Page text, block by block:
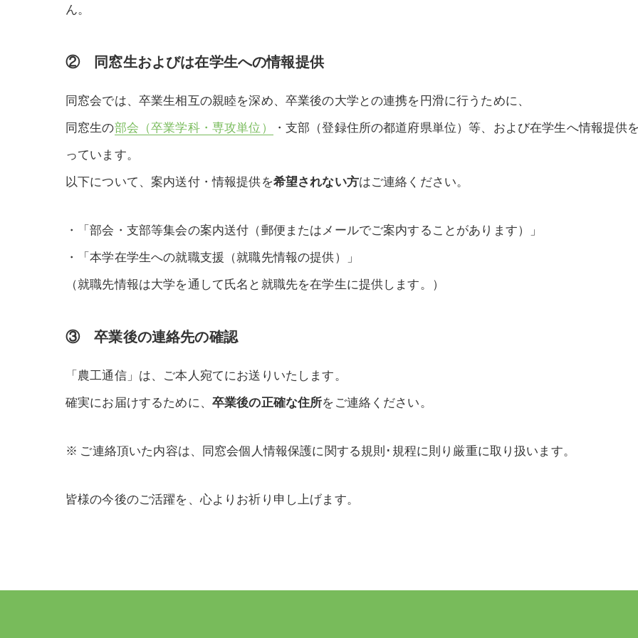
ん。
② 同窓生およびは在学生への情報提供
同窓会では、卒業生相互の親睦を深め、卒業後の大学との連携を円滑に行うために、
同窓生の部会（卒業学科・専攻単位）
・支部（登録住所の都道府県単位）等、および在学生へ情報提供
っています。
以下について、案内送付・情報提供を希望されない方はご連絡ください。
・「部会・支部等集会の案内送付（郵便またはメールでご案内することがあります）」
・「本学在学生への就職支援（就職先情報の提供）」
（就職先情報は大学を通して氏名と就職先を在学生に提供します。）
③ 卒業後の連絡先の確認
「農工通信」は、ご本人宛てにお送りいたします。
確実にお届けするために、 卒業後の正確な住所をご連絡ください。
ご連絡頂いた内容は、同窓会個人情報保護に関する規則･規程に則り厳重に取り扱います。
皆様の今後のご活躍を、心よりお祈り申し上げます。